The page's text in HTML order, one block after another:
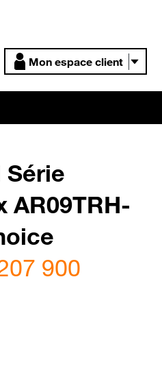
Mon espace client
AR09TRH-
900